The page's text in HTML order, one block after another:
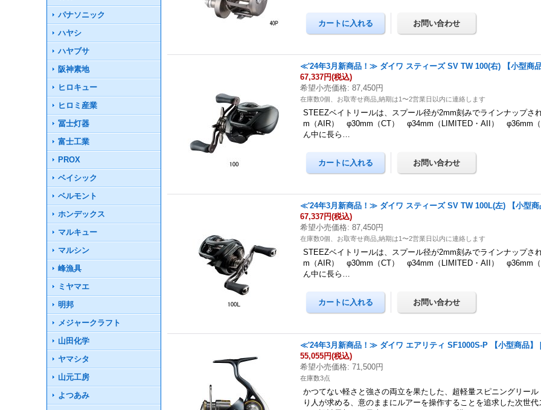
パナソニック
ハヤシ
ハヤブサ
阪神素地
ヒロキュー
ヒロミ産業
冨士灯器
富士工業
PROX
ベイシック
ベルモント
ホンデックス
マルキュー
マルシン
峰漁具
ミヤマエ
明邦
メジャークラフト
山田化学
ヤマシタ
山元工房
よつあみ
≪'24年3月新商品！≫ ダイワ スティーズ SV TW 100(右) 【小型商
67,337円(税込)
希望小売価格: 87,450円
在庫数0個、お取寄せ商品,納期は1〜2営業日以内に連絡します
STEEZベイトリールは、スプール径が2mm刻みでラインナップさ
m（AIR） φ30mm（CT） φ34mm（LIMITED・AII） φ36mm（
ん中に長ら…
≪'24年3月新商品！≫ ダイワ スティーズ SV TW 100L(左) 【小型商
67,337円(税込)
希望小売価格: 87,450円
在庫数0個、お取寄せ商品,納期は1〜2営業日以内に連絡します
STEEZベイトリールは、スプール径が2mm刻みでラインナップさ
m（AIR） φ30mm（CT） φ34mm（LIMITED・AII） φ36mm（
ん中に長ら…
≪'24年3月新商品！≫ ダイワ エアリティ SF1000S-P 【小型商品】
55,055円(税込)
希望小売価格: 71,500円
在庫数3点
かつてない軽さと強さの両立を果たした、超軽量スピニングリー
り人が求める、意のままにルアーを操作することを追求した次世